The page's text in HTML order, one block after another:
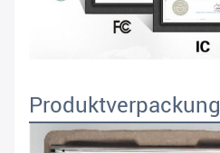
Produktverpackung